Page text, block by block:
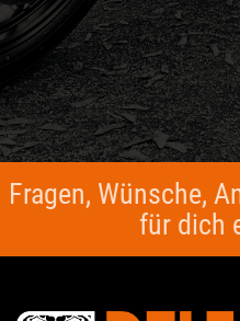
Fragen, Wünsche,
für dich